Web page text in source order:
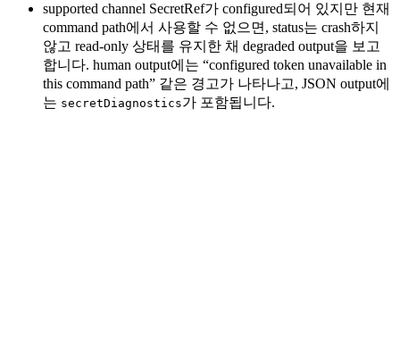
supported channel SecretRef가 configured되어 있지만 현재
command path에서 사용할 수 없으면, status는 crash하지
않고 read-only 상태를 유지한 채 degraded output을 보고
합니다. human output에는 “configured token unavailable in
this command path” 같은 경고가 나타나고, JSON output에
는 secretDiagnostics가 포함됩니다.